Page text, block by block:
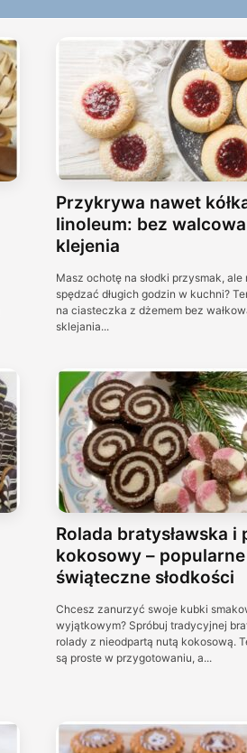
Przykrywa nawet
linoleum: bez
klejenia
Masz ochotę na słodki przysmak, ale
spędzać długich godzin w kuchni?
na ciasteczka z dżemem bez
sklejania...
Rolada bratysławska i
kokosowy – popularne
świąteczne słodkości
Chcesz zanurzyć swoje kubki
wyjątkowym? Spróbuj tradycyjnej
rolady z nieodpartą nutą kokosową.
są proste w przygotowaniu, a...